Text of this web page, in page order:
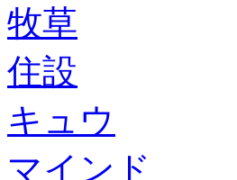
牧草
住設
キュウ
マインド